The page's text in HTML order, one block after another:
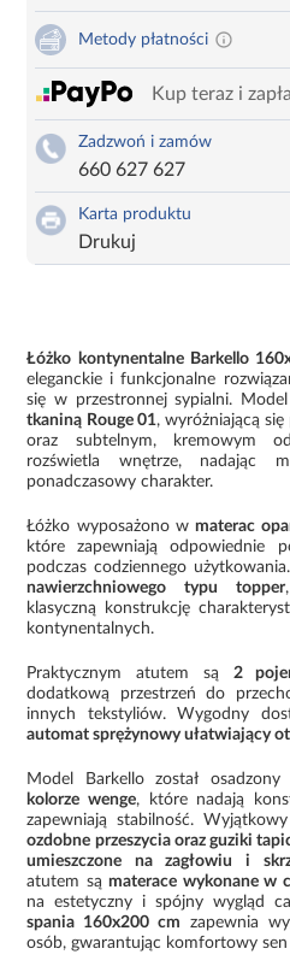
Metody płatności
Kup teraz i
Zadzwoń i zamów
660 627 627
Karta produktu
Drukuj
Łóżko kontynentalne Barkello
eleganckie i funkcjonalne
się w przestronnej sypialni.
tkaniną Rouge 01, wyróżniającą
oraz subtelnym, kremowym
rozświetla wnętrze, nadając
ponadczasowy charakter.
Łóżko wyposażono wmaterac
które zapewniają odpowiednie
podczas codziennego
nawierzchniowego typu topper
klasyczną konstrukcję
kontynentalnych.
Praktycznym atutem są 2
dodatkową przestrzeń do
innych tekstyliów. Wygodny
automat sprężynowy ułatwiający
Model Barkello został
kolorze wenge, które nadają
zapewniają stabilność.
ozdobne przeszycia oraz guziki
umieszczone na zagłowiu i
atutem sąmaterace wykonane w
na estetyczny i spójny wygląd
spania 160x200 cm zapewnia
osób, gwarantując komfortowy sen